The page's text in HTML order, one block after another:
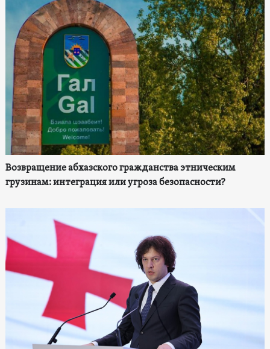
Возвращение абхазского гражданства этническим
грузинам: интеграция или угроза безопасности?